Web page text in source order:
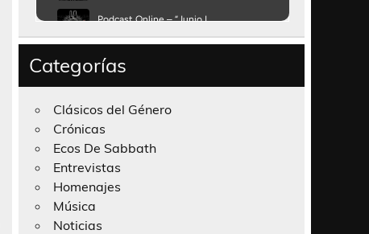
Categorías
Clásicos del Género
Crónicas
Ecos De Sabbath
Entrevistas
Homenajes
Música
Noticias